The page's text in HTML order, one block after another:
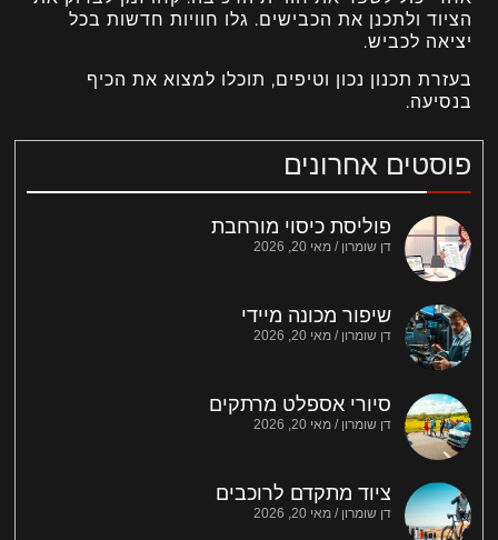
פוסטים אחרונים
פוליסת כיסוי מורחבת
דן שומרון מאי 20, 2026
שיפור מכונה מיידי
דן שומרון מאי 20, 2026
סיורי אספלט מרתקים
דן שומרון מאי 20, 2026
ציוד מתקדם לרוכבים
דן שומרון מאי 20, 2026
הציוד ולתכנן את הכבישים. גלו חוויות חדשות בכל
יציאה לכביש.
בעזרת תכנון נכון וטיפים, תוכלו למצוא את הכיף
בנסיעה.